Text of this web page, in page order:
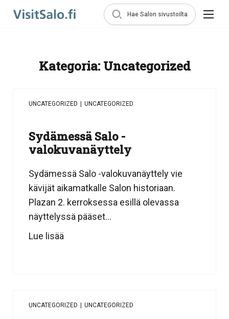
Hae Salon sivustoilta
Kategoria: Uncategorized
Sydämessä Salo -
valokuvanäyttely
Sydämessä Salo -valokuvanäyttely vie
kävijät aikamatkalle Salon historiaan.
Plazan 2. kerroksessa esillä olevassa
näyttelyssä pääset...
Lue lisää
UNCATEGORIZED UNCATEGORIZED
UNCATEGORIZED UNCATEGORIZED